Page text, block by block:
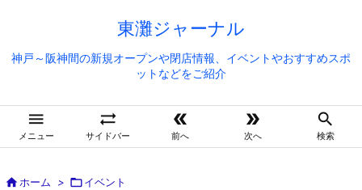
東灘ジャーナル
神戸～阪神間の新規オープンや閉店情報、イベントやおすすめスポ
ットなどをご紹介

メニュー

サイドバー

前へ

次へ

検索
ホーム > イベント